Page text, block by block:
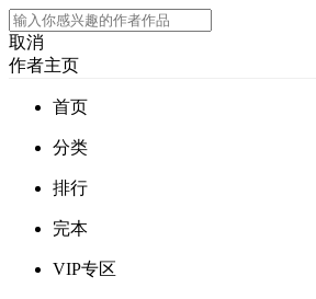
取消
作者主页
首页
分类
排行
完本
VIP专区